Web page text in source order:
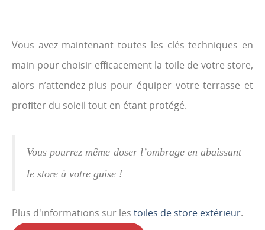
Vous avez maintenant toutes les clés techniques en
main pour choisir efficacement la toile de votre store,
alors n’attendez-plus pour équiper votre terrasse et
profiter du soleil tout en étant protégé.
Vous pourrez même doser l’ombrage en abaissant
le store à votre guise !
Plus d'informations sur les toiles de store extérieur.